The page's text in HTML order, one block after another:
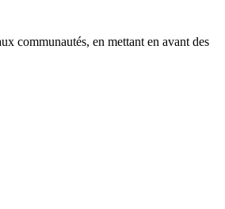
communautés, en mettant en avant des